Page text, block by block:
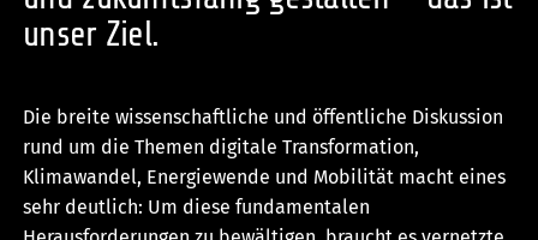
unser Ziel.
Die breite wissenschaftliche und öffentliche Diskussion
rund um die Themen digitale Transformation,
Klimawandel, Energiewende und Mobilität macht eines
sehr deutlich: Um diese fundamentalen